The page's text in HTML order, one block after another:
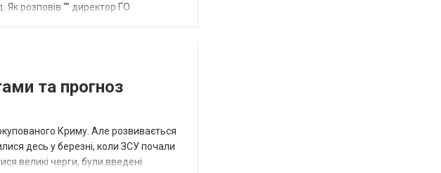
розповів “” директор ГО
та прогноз
Криму. Але розвивається
десь у березні, коли ЗСУ почали
великі черги, були введені